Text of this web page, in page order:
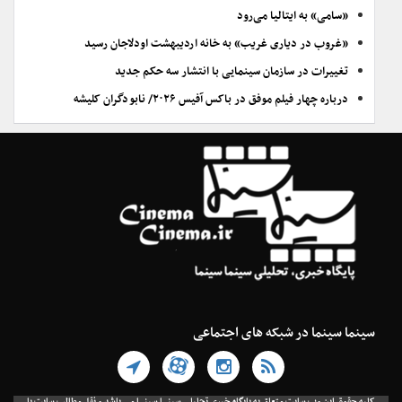
«سامی» به ایتالیا می‌رود
«غروب در دیاری غریب» به خانه اردیبهشت اودلاجان رسید
تغییرات در سازمان سینمایی با انتشار سه حکم جدید
درباره چهار فیلم موفق در باکس آفیس ۲۰۲۶/ نابودگران کلیشه
سینما سینما در شبکه های اجتماعی